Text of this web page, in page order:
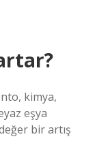
kimya,
eşya
bir artış